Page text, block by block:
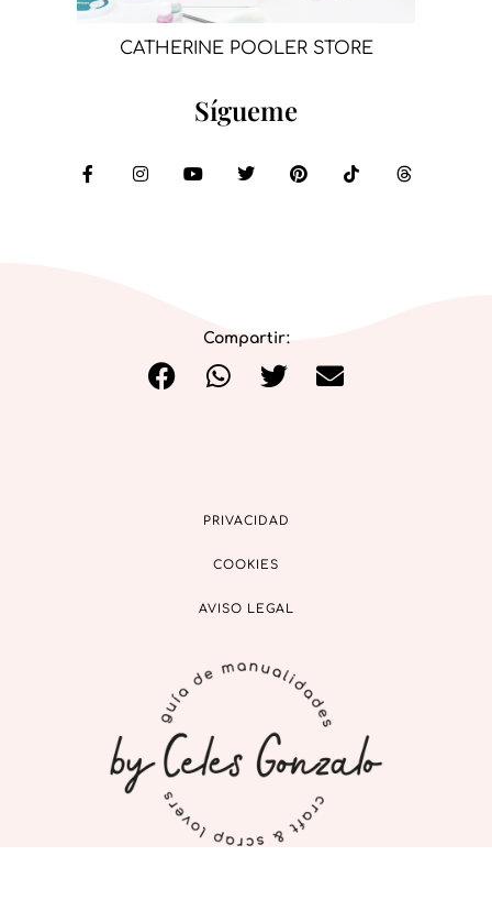
CATHERINE POOLER STORE
Sígueme
Compartir:
PRIVACIDAD
COOKIES
AVISO LEGAL